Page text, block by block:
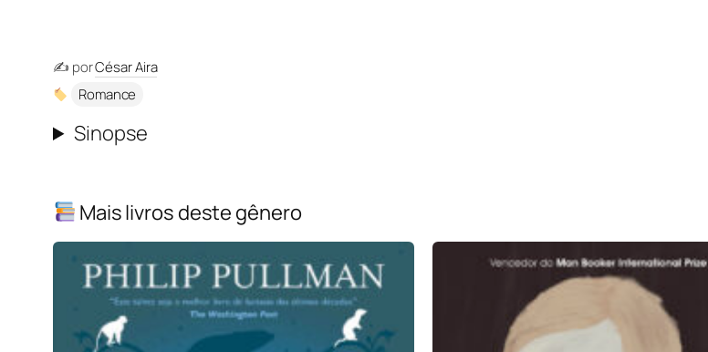
✍️ porCésar Aira
Romance
Sinopse
Mais livros deste gênero